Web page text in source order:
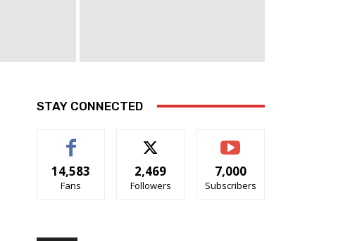
STAY CONNECTED
14,583
Fans
2,469
Followers
7,000
Subscribers